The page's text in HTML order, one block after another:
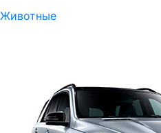
Животные